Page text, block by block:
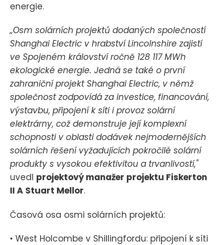
energie.
„Osm solárních projektů dodaných společností
Shanghai Electric v hrabství Lincolnshire zajistí
ve Spojeném království ročně 128 117 MWh
ekologické energie. Jedná se také o první
zahraniční projekt Shanghai Electric, v němž
společnost zodpovídá za investice, financování,
výstavbu, připojení k síti i provoz solární
elektrárny, což demonstruje její komplexní
schopnosti v oblasti dodávek nejmodernějších
solárních řešení vyžadujících pokročilé solární
produkty s vysokou efektivitou a trvanlivostí,"
uvedl projektový manažer projektu Fiskerton
II A Stuart Mellor.
Časová osa osmi solárních projektů:
• West Holcombe v Shillingfordu: připojení k síti